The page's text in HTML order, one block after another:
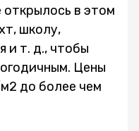
открылось в этом
школу,
и т. д., чтобы
Цены
до более чем